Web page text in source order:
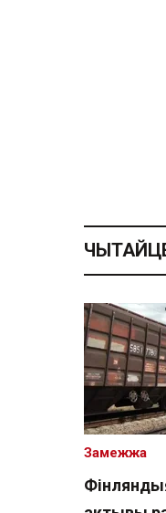
Замежжа